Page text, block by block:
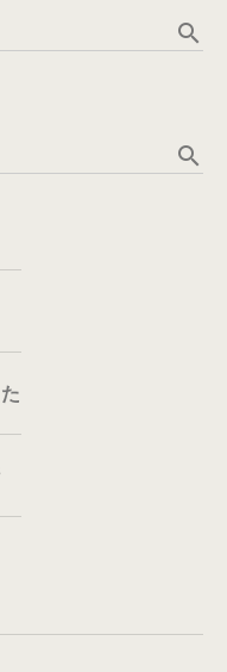
search
search